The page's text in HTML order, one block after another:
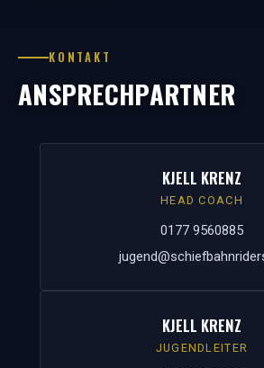
KONTAKT
ANSPRECHPARTNER
KJELL KRENZ
HEAD COACH
0177 9560885
KJELL KRENZ
JUGENDLEITER